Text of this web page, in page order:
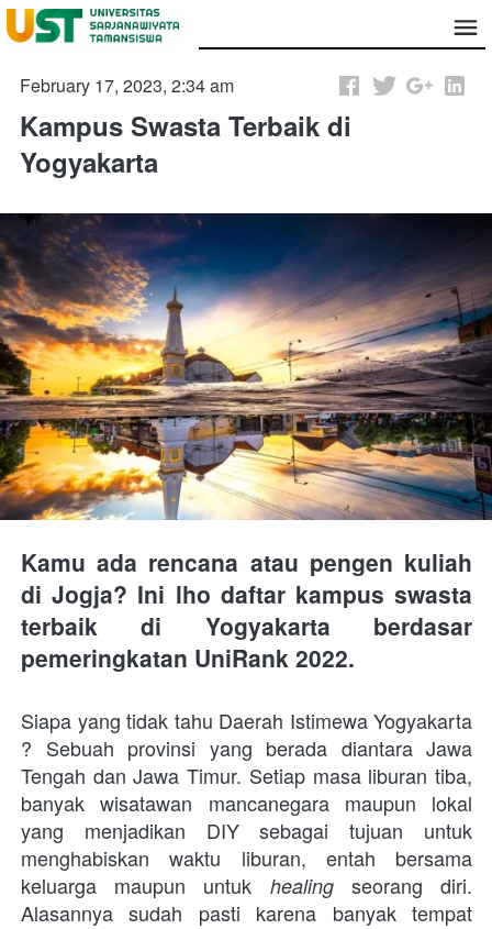
February 17, 2023, 2:34 am
Kampus Swasta Terbaik di
Yogyakarta
Kamu ada rencana atau pengen kuliah
di Jogja? Ini lho daftar kampus swasta
terbaik di Yogyakarta berdasar
pemeringkatan UniRank 2022.
Siapa yang tidak tahu Daerah Istimewa Yogyakarta
? Sebuah provinsi yang berada diantara Jawa
Tengah dan Jawa Timur. Setiap masa liburan tiba,
banyak wisatawan mancanegara maupun lokal
yang menjadikan DIY sebagai tujuan untuk
menghabiskan waktu liburan, entah bersama
keluarga maupun untuk healing seorang diri.
Alasannya sudah pasti karena banyak tempat